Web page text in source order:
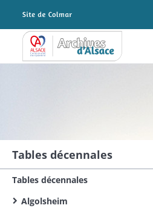
Archives Alsace - Colmar
Tables décennales
Tables décennales
Algolsheim